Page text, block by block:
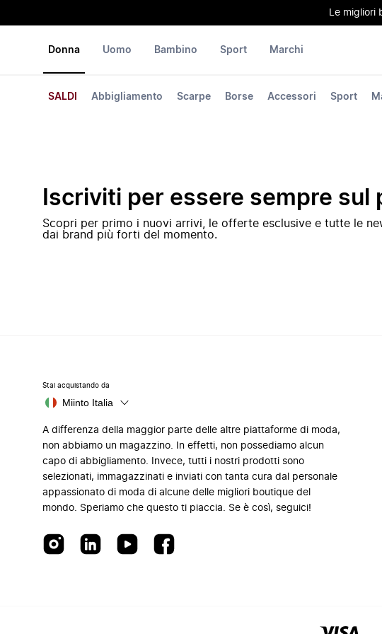
Le migliori
Donna
SALDI Abbigliamento Scarpe Borse Accessori Sport
Uomo Bambino Sport Marchi
Iscriviti per essere sempre sul
Scopri per primo i nuovi arrivi, le offerte esclusive e tutte le
dai brand più forti del momento.
Stai acquistando da
Miinto Italia
A differenza della maggior parte delle altre piattaforme di moda,
non abbiamo un magazzino. In effetti, non possediamo alcun
capo di abbigliamento. Invece, tutti i nostri prodotti sono
selezionati, immagazzinati e inviati con tanta cura dal personale
appassionato di moda di alcune delle migliori boutique del
mondo. Speriamo che questo ti piaccia. Se è così, seguici!